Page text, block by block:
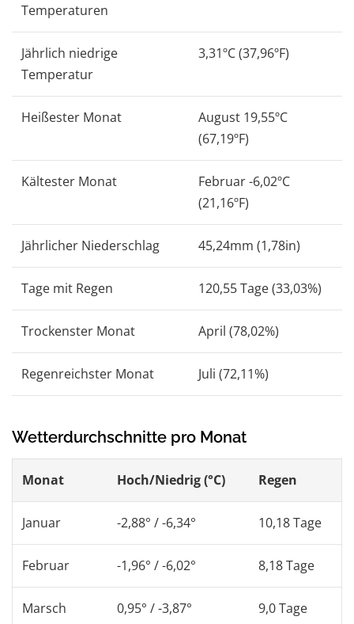
Temperaturen
Jährlich niedrige
Temperatur
3,31ºC (37,96ºF)
Heißester Monat
August 19,55ºC
(67,19ºF)
Kältester Monat
Februar -6,02ºC
(21,16ºF)
Jährlicher Niederschlag 45,24mm (1,78in)
Tage mit Regen 120,55 Tage (33,03%)
Trockenster Monat April (78,02%)
Regenreichster Monat Juli (72,11%)
Wetterdurchschnitte pro Monat
Monat Hoch/Niedrig (°C) Regen
Januar -2,88° / -6,34° 10,18 Tage
Februar -1,96° / -6,02° 8,18 Tage
Marsch 0,95° / -3,87° 9,0 Tage